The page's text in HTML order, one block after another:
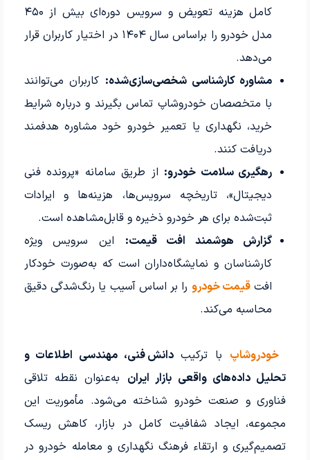
کامل هزینه تعویض و سرویس دوره‌ای بیش از ۴۵۰
مدل خودرو را براساس سال ۱۴۰۴ در اختیار کاربران قرار
می‌دهد.
مشاوره کارشناسی شخصی‌سازی‌شده: کاربران می‌توانند
با متخصصان خودروشاپ تماس بگیرند و درباره شرایط
خرید، نگهداری یا تعمیر خودرو خود مشاوره هدفمند
دریافت کنند.
رهگیری سلامت خودرو: از طریق سامانه «پرونده فنی
دیجیتال»، تاریخچه سرویس‌ها، هزینه‌ها و ایرادات
ثبت‌شده برای هر خودرو ذخیره و قابل‌مشاهده است.
گزارش هوشمند افت قیمت: این سرویس ویژه
کارشناسان و نمایشگاه‌داران است که به‌صورت خودکار
افتقیمت خودرو را بر اساس آسیب یا رنگ‌شدگی دقیق
محاسبه می‌کند.
خودروشاپ با ترکیبدانش فنی، مهندسی اطلاعات و
تحلیل داده‌های واقعی بازار ایران به‌عنوان نقطه تلاقی
فناوری و صنعت خودرو شناخته می‌شود. مأموریت این
مجموعه، ایجاد شفافیت کامل در بازار، کاهش ریسک
تصمیم‌گیری و ارتقاء فرهنگ نگهداری و معامله خودرو در